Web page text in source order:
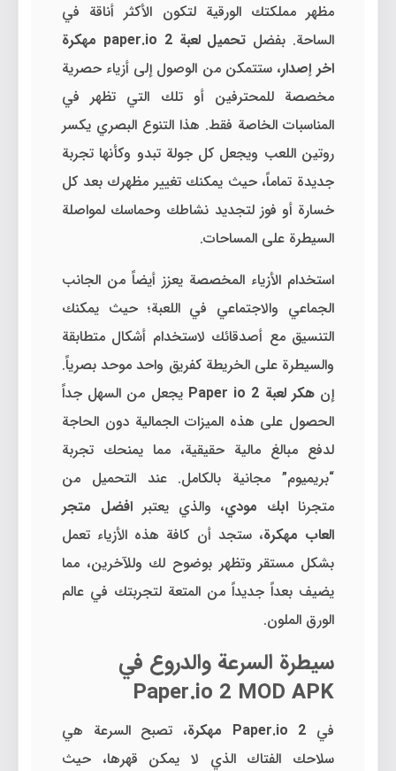
مظهر مملكتك الورقية لتكون الأكثر أناقة في
الساحة. بفضل
تحميل لعبة paper.io 2 مهكرة
اخر إصدار، ستتمكن من الوصول إلى أزياء حصرية
مخصصة للمحترفين أو تلك التي تظهر في
المناسبات الخاصة فقط. هذا التنوع البصري يكسر
روتين اللعب ويجعل كل جولة تبدو وكأنها تجربة
جديدة تماماً، حيث يمكنك تغيير مظهرك بعد كل
خسارة أو فوز لتجديد نشاطك وحماسك لمواصلة
السيطرة على المساحات.
استخدام الأزياء المخصصة يعزز أيضاً من الجانب
الجماعي والاجتماعي في اللعبة؛ حيث يمكنك
التنسيق مع أصدقائك لاستخدام أشكال متطابقة
والسيطرة على الخريطة كفريق واحد موحد بصرياً.
إنهكر لعبة Paper io 2
يجعل من السهل جداً
الحصول على هذه الميزات الجمالية دون الحاجة
لدفع مبالغ مالية حقيقية، مما يمنحك تجربة
“بريميوم” مجانية بالكامل. عند التحميل من
متجرنا ابك مودي، والذي يعتبرافضل متجر
العاب مهكرة، ستجد أن كافة هذه الأزياء تعمل
بشكل مستقر وتظهر بوضوح لك وللآخرين، مما
يضيف بعداً جديداً من المتعة لتجربتك في عالم
الورق الملون.
سيطرة السرعة والدروع في
Paper.io 2 MOD APK
في Paper.io 2 مهكرة
، تصبح السرعة هي
سلاحك الفتاك الذي لا يمكن قهرها، حيث